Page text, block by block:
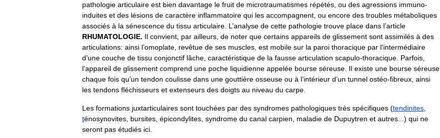
pathologie articulaire est bien davantage le fruit de microtraumatismes répétés ou des agressions immuno-
induites et des lésions de caractère inflammatoire qui les accompagnent ou encore des troubles métaboliques
associés à la sénescence du tissu articulaire L ’analyse de cette pathologie trouve place dans l’article
RHUMATOLOGIE. Il convient par ailleurs de noter que certains appareils de glissement sont assimilés à des
articulations: ainsi l’omoplate revêtue de ses muscles est mobile sur la paroi thoracique par l’intermédiaire
d’une couche de tissu conjonctif lâche caractéristique de la fausse articulation scapulo-thoracique Parfois
l’appareil de glissement comprend une poche liquidienne appelée bourse séreuse Il existe une bourse séreuse
chaque fois qu’un tendon coulisse dans une gouttière osseuse ou à l’intérieur d’un tunnel ostéo-fibreux ainsi
les tendons fléchisseurs et extenseurs des doigts au niveau du carpe
Les formations juxtarticulaires sont touchées par des syndromes pathologiques très spécifiques (tendinites
ténosynovites bursites épicondylites syndrome du canal carpien maladie de Dupuytren et autres ...) qui ne
seront pas étudiés ici